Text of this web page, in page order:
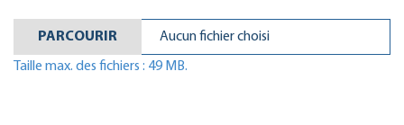
PARCOURIR Aucun fichier choisi
Taille max. des fichiers : 49 MB.